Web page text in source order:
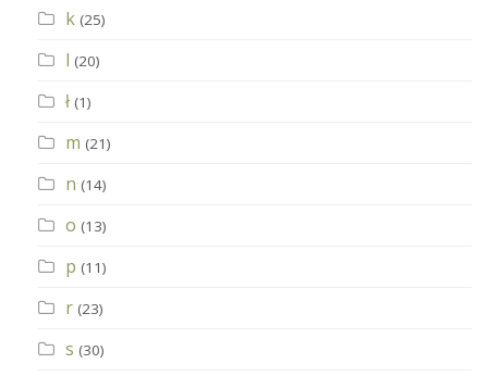
k (25)
l (20)
ł (1)
m (21)
n (14)
o (13)
p (11)
r (23)
s (30)